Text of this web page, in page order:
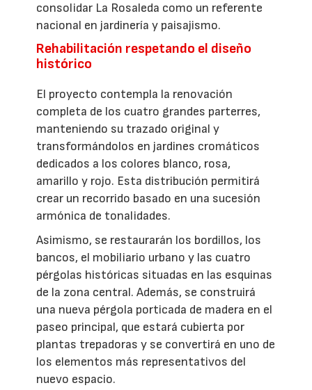
consolidar La Rosaleda como un referente
nacional en jardinería y paisajismo.
Rehabilitación respetando el diseño
histórico
El proyecto contempla la renovación
completa de los cuatro grandes parterres,
manteniendo su trazado original y
transformándolos en jardines cromáticos
dedicados a los colores blanco, rosa,
amarillo y rojo. Esta distribución permitirá
crear un recorrido basado en una sucesión
armónica de tonalidades.
Asimismo, se restaurarán los bordillos, los
bancos, el mobiliario urbano y las cuatro
pérgolas históricas situadas en las esquinas
de la zona central. Además, se construirá
una nueva pérgola porticada de madera en el
paseo principal, que estará cubierta por
plantas trepadoras y se convertirá en uno de
los elementos más representativos del
nuevo espacio.